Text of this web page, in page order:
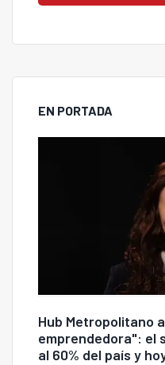
EN PORTADA
Hub Metropolitano
emprendedora": el
al 60% del país y